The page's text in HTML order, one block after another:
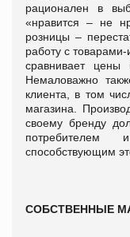
рационален в
«нравится – не
розницы –
работу с
сравнивает цены
Немаловажно
клиента, в том
магазина.
своему бренду
потребителем
способствующим
СОБСТВЕННЫЕ